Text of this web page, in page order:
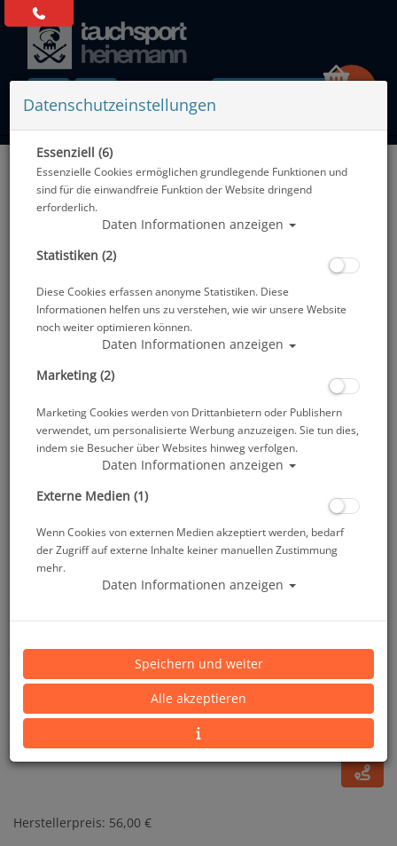
Alle Artikel zeigen aus: Werkzeuge & Tools
Polaris Dive Tool Kit
Artikelnr.: pol-900003
Herstellerpreis: 56,00 €
Datenschutzeinstellungen
Essenziell (6)
Essenzielle Cookies ermöglichen grundlegende Funktionen und
sind für die einwandfreie Funktion der Website dringend
erforderlich.
Daten Informationen anzeigen
Statistiken (2)
Diese Cookies erfassen anonyme Statistiken. Diese
Informationen helfen uns zu verstehen, wie wir unsere Website
noch weiter optimieren können.
Daten Informationen anzeigen
Marketing (2)
Marketing Cookies werden von Drittanbietern oder Publishern
verwendet, um personalisierte Werbung anzuzeigen. Sie tun dies,
indem sie Besucher über Websites hinweg verfolgen.
Daten Informationen anzeigen
Externe Medien (1)
Wenn Cookies von externen Medien akzeptiert werden, bedarf
der Zugriff auf externe Inhalte keiner manuellen Zustimmung
mehr.
Daten Informationen anzeigen
Speichern und weiter
Alle akzeptieren